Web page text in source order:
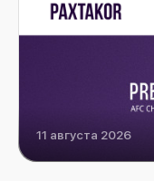
Paxtakor vs Al-Hussein
11 августа 2026